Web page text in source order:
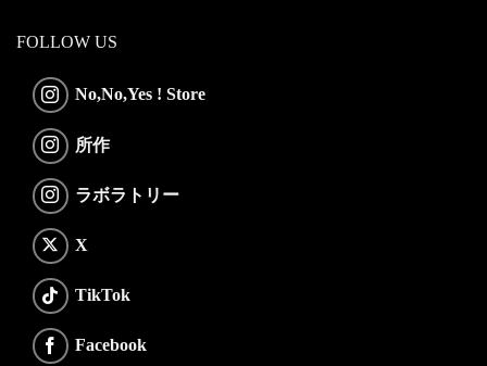
FOLLOW US
No,No,Yes ! Store
所作
ラボラトリー
X
TikTok
Facebook